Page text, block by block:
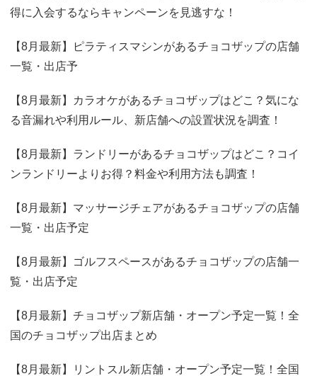
得に入会するならキャンペーンを見逃すな！
【8月最新】ピラティスマシンがあるチョコザップの店舗
一覧・出店予
【8月最新】カラオケがあるチョコザップはどこ？気にな
る音漏れや利用ルール、新店舗への設置状況を調査！
【8月最新】ランドリーがあるチョコザップはどこ？コイ
ンランドリーよりお得？料金や利用方法も調査！
【8月最新】マッサージチェアがあるチョコザップの店舗
一覧・出店予定
【8月最新】ゴルフスペースがあるチョコザップの店舗一
覧・出店予定
【8月最新】チョコザップ新店舗・オープン予定一覧！全
国のチョコザップ出店まとめ
【8月最新】リントスル新店舗・オープン予定一覧！全国